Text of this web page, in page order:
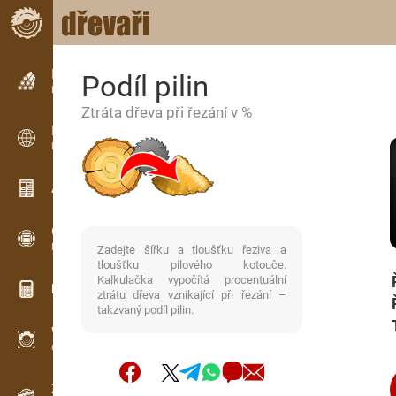
Inzerce
Řádková inzerce
Inzerce
Mezinárodní inzerce
Aktuality / Články
OPTI-TIMB
Pořezová schémata
Dřevařské kalkulačky
WoodProfi
Objem dřeva s AI
Záznamník
Podíl pilin
Ztráta dřeva při řezání v %
Zadejte šířku a tloušťku řeziva a
tloušťku pilového kotouče.
Kalkulačka vypočítá procentuální
ztrátu dřeva vznikající při řezání –
takzvaný podíl pilin.